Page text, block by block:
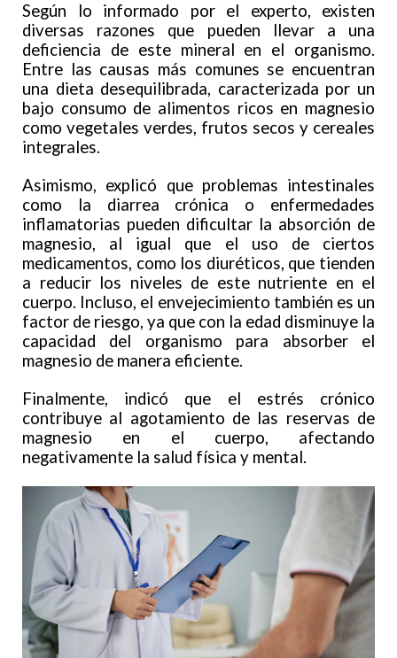
Según lo informado por el experto, existen
diversas razones que pueden llevar a una
deficiencia de este mineral en el organismo.
Entre las causas más comunes se encuentran
una dieta desequilibrada, caracterizada por un
bajo consumo de alimentos ricos en magnesio
como vegetales verdes, frutos secos y cereales
integrales.
Asimismo, explicó que problemas intestinales
como la diarrea crónica o enfermedades
inflamatorias pueden dificultar la absorción de
magnesio, al igual que el uso de ciertos
medicamentos, como los diuréticos, que tienden
a reducir los niveles de este nutriente en el
cuerpo. Incluso, el envejecimiento también es un
factor de riesgo, ya que con la edad disminuye la
capacidad del organismo para absorber el
magnesio de manera eficiente.
Finalmente, indicó que el estrés crónico
contribuye al agotamiento de las reservas de
magnesio en el cuerpo, afectando
negativamente la salud física y mental.